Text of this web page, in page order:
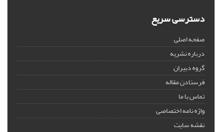
دسترسی سریع
صفحه اصلی
درباره نشریه
گروه دبیران
فرستادن مقاله
تماس با ما
واژه نامه اختصاصی
نقشه سایت